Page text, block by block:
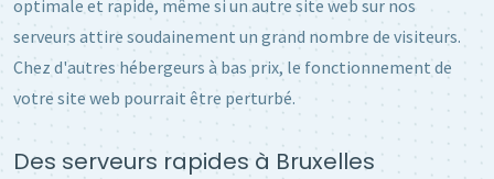
optimale et rapide, même si un autre site web sur nos
serveurs attire soudainement un grand nombre de visiteurs.
Chez d'autres hébergeurs à bas prix, le fonctionnement de
votre site web pourrait être perturbé.
Des serveurs rapides à Bruxelles